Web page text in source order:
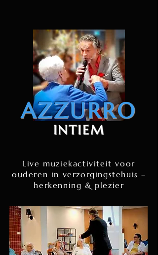
AZZURRO
INTIEM
Live muziekactiviteit voor
ouderen in verzorgingstehuis –
herkenning & plezier